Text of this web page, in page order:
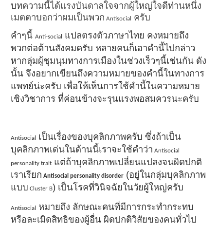
บทความนี้ได้แรงบันดาลใจจากผู้ใหญ่ใจดีท่านหนึ่ง
เมตตาบอกว่าผมเป็นพวก Antisocial
ครับ
คำๆนี้Anti-social
แปลตรงตัวภาษาไทย คงหมายถึง
พวกต่อต้านสังคมครับ หลายคนก็เอาคำนี้ไปกล่าว
หากลุ่มผู้ชุมนุมทางการเมืองในช่วงเร็วๆนี้เช่นกัน ดัง
นั้น จึงอยากเขียนถึงความหมายของคำนี้ในทางการ
แพทย์น่ะครับ เพื่อให้เห็นการใช้คำนี้ในความหมาย
เชิงวิชาการ ที่ค่อนข้างจะรุนแรงพอสมควรนะครับ
Antisocial
เป็นเรื่องของบุคลิกภาพครับ ซึ่งถ้าเป็น
บุคลิกภาพเด่นในด้านนี้เราจะใช้คำว่า Antisocial
personality trait แต่ถ้าบุคลิกภาพเปลี่ยนแปลงจนผิดปกติ
เราเรียก Antisocial personality disorder (อยู่ในกลุ่มบุคลิกภาพ
แบบ Cluster B) เป็นโรคที่วินิจฉัยในวัยผู้ใหญ่ครับ
Antisocial
หมายถึง ลักษณะคนที่มีการกระทำกระทบ
หรือละเมิดสิทธิของผู้อื่น ผิดปกติวิสัยของคนทั่วไป